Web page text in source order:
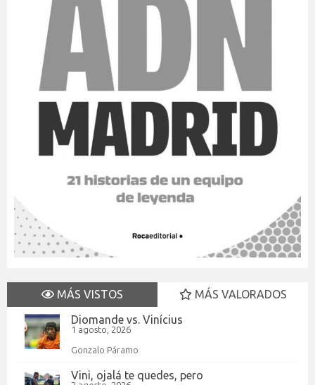
MÁS VISTOS
MÁS VALORADOS
Diomande vs. Vinícius
1 agosto, 2026
Gonzalo Páramo
Vini, ojalá te quedes, pero